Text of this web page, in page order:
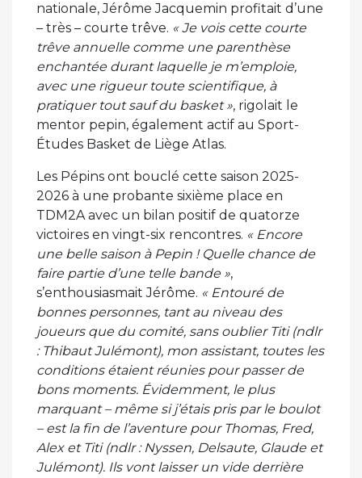
nationale, Jérôme Jacquemin profitait d’une
– très – courte trêve. « Je vois cette courte
trêve annuelle comme une parenthèse
enchantée durant laquelle je m’emploie,
avec une rigueur toute scientifique, à
pratiquer tout sauf du basket », rigolait le
mentor pepin, également actif au Sport-
Études Basket de Liège Atlas.
Les Pépins ont bouclé cette saison 2025-
2026 à une probante sixième place en
TDM2A avec un bilan positif de quatorze
victoires en vingt-six rencontres. « Encore
une belle saison à Pepin ! Quelle chance de
faire partie d’une telle bande »,
s’enthousiasmait Jérôme. « Entouré de
bonnes personnes, tant au niveau des
joueurs que du comité, sans oublier Titi (ndlr
: Thibaut Julémont), mon assistant, toutes les
conditions étaient réunies pour passer de
bons moments. Évidemment, le plus
marquant – même si j’étais pris par le boulot
– est la fin de l’aventure pour Thomas, Fred,
Alex et Titi (ndlr : Nyssen, Delsaute, Glaude et
Julémont). Ils vont laisser un vide derrière